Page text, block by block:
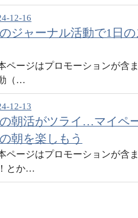
12-16
ジャーナル活動で1日
ページはプロモーションが含
（…
12-13
朝活がツライ…マイペ
朝を楽しもう
ページはプロモーションが含
とか…